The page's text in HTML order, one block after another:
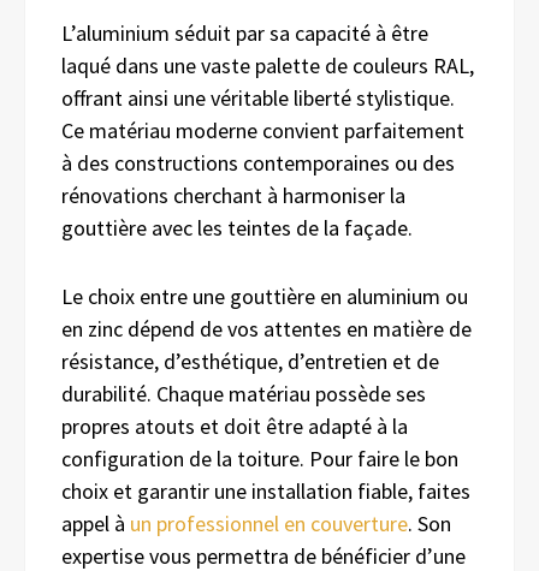
L’aluminium séduit par sa capacité à être
laqué dans une vaste palette de couleurs RAL,
offrant ainsi une véritable liberté stylistique.
Ce matériau moderne convient parfaitement
à des constructions contemporaines ou des
rénovations cherchant à harmoniser la
gouttière avec les teintes de la façade.
Le choix entre une gouttière en aluminium ou
en zinc dépend de vos attentes en matière de
résistance, d’esthétique, d’entretien et de
durabilité. Chaque matériau possède ses
propres atouts et doit être adapté à la
configuration de la toiture. Pour faire le bon
choix et garantir une installation fiable, faites
appel à un professionnel en couverture. Son
expertise vous permettra de bénéficier d’une